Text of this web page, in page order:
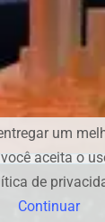
um
aceita o
de
Continuar